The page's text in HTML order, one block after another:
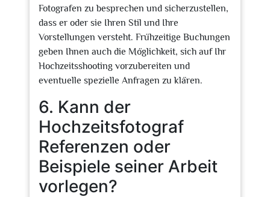
Fotografen zu besprechen und sicherzustellen,
dass er oder sie Ihren Stil und Ihre
Vorstellungen versteht. Frühzeitige Buchungen
geben Ihnen auch die Möglichkeit, sich auf Ihr
Hochzeitsshooting vorzubereiten und
eventuelle spezielle Anfragen zu klären.
6. Kann der
Hochzeitsfotograf
Referenzen oder
Beispiele seiner Arbeit
vorlegen?